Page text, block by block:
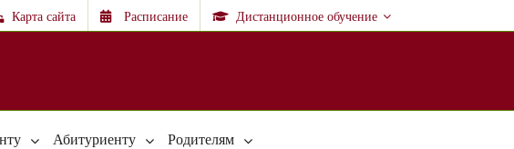
Карта сайта Расписание Дистанционное обучение
Абитуриенту Родителям